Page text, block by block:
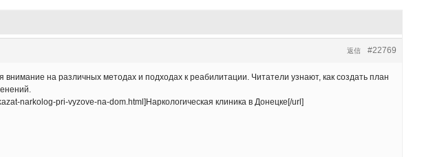
#22769
返信
на различных методах и подходах к реабилитации. Читатели узнают, как создать план
narkolog-pri-vyzove-na-dom.html]Наркологическая клиника в Донецке[/url]